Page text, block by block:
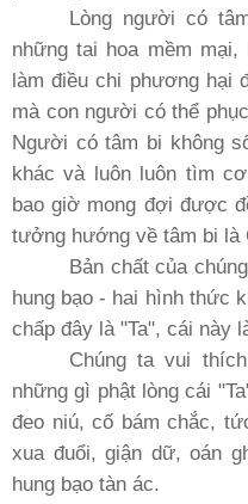
Lòng người có
những tai hoa mềm
làm điều chi phương hại
mà con người có thể
Người có tâm bi không
khác và luôn luôn tìm
bao giờ mong đợi được
tưởng hướng về tâm bi là
Bản chất của
hung bạo - hai hình thức
chấp đây là "Ta", cái này
Chúng ta vui
những gì phật lòng cái
đeo niú, cố bám chắc,
xua đuổi, giận dữ, oán
hung bạo tàn ác.